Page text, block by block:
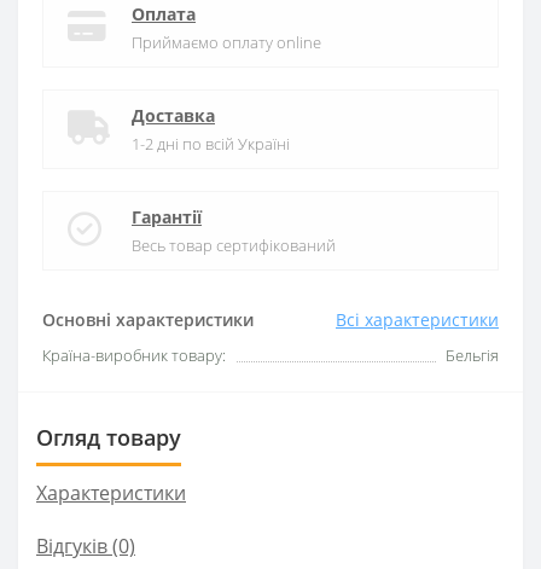
Основні характеристики Всі характеристики
Країна-виробник товару: Бельгія
Оплата
Приймаємо оплату online
Доставка
1-2 дні по всій Україні
Гарантії
Весь товар сертифікований
Огляд товару
Характеристики
Відгуків (0)